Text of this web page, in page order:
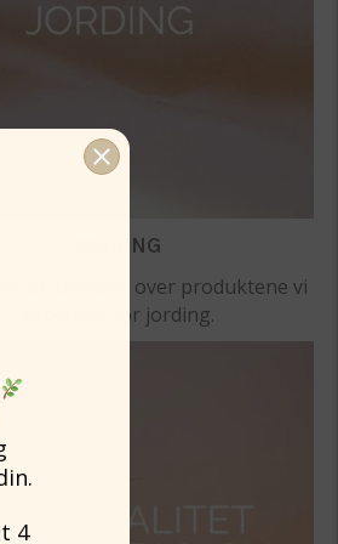
JORDING
en oversikt over produktene vi
anbefaler for jording.
4